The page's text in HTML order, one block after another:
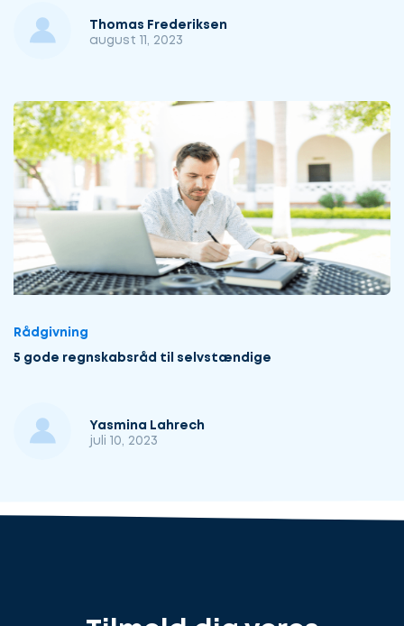
Thomas Frederiksen
august 11, 2023
Rådgivning
5 gode regnskabsråd til selvstændige
Yasmina Lahrech
juli 10, 2023